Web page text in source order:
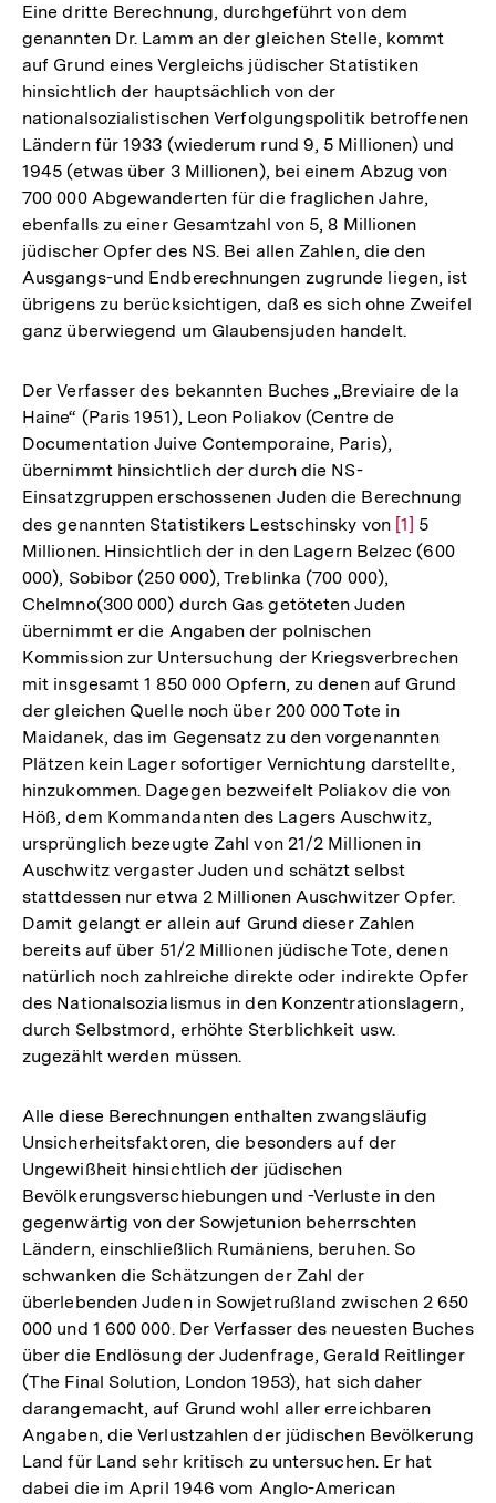
Eine dritte Berechnung, durchgeführt von dem
genannten Dr. Lamm an der gleichen Stelle, kommt
auf Grund eines Vergleichs jüdischer Statistiken
hinsichtlich der hauptsächlich von der
nationalsozialistischen Verfolgungspolitik betroffenen
Ländern für 1933 (wiederum rund 9, 5 Millionen) und
1945 (etwas über 3 Millionen), bei einem Abzug von
700 000 Abgewanderten für die fraglichen Jahre,
ebenfalls zu einer Gesamtzahl von 5, 8 Millionen
jüdischer Opfer des NS. Bei allen Zahlen, die den
Ausgangs-und Endberechnungen zugrunde liegen, ist
übrigens zu berücksichtigen, daß es sich ohne Zweifel
ganz überwiegend um Glaubensjuden handelt.
Der Verfasser des bekannten Buches „Breviaire de la
Haine“ (Paris 1951), Leon Poliakov (Centre de
Documentation Juive Contemporaine, Paris),
übernimmt hinsichtlich der durch die NS-
Einsatzgruppen erschossenen Juden die Berechnung
des genannten Statistikers Lestschinsky von Zur
Auflösung
Fußnote
[1] 5
Millionen. Hinsichtlich der in den Lagern Belzec (600
000), Sobibor (250 000), Treblinka (700 000),
Chelmno(300 000) durch Gas getöteten Juden
übernimmt er die Angaben der polnischen
Kommission zur Untersuchung der Kriegsverbrechen
mit insgesamt 1 850 000 Opfern, zu denen auf Grund
der gleichen Quelle noch über 200 000 Tote in
Maidanek, das im Gegensatz zu den vorgenannten
Plätzen kein Lager sofortiger Vernichtung darstellte,
hinzukommen. Dagegen bezweifelt Poliakov die von
Höß, dem Kommandanten des Lagers Auschwitz,
ursprünglich bezeugte Zahl von 21/2 Millionen in
Auschwitz vergaster Juden und schätzt selbst
stattdessen nur etwa 2 Millionen Auschwitzer Opfer.
Damit gelangt er allein auf Grund dieser Zahlen
bereits auf über 51/2 Millionen jüdische Tote, denen
natürlich noch zahlreiche direkte oder indirekte Opfer
des Nationalsozialismus in den Konzentrationslagern,
durch Selbstmord, erhöhte Sterblichkeit usw.
zugezählt werden müssen.
Alle diese Berechnungen enthalten zwangsläufig
Unsicherheitsfaktoren, die besonders auf der
Ungewißheit hinsichtlich der jüdischen
Bevölkerungsverschiebungen und -Verluste in den
gegenwärtig von der Sowjetunion beherrschten
Ländern, einschließlich Rumäniens, beruhen. So
schwanken die Schätzungen der Zahl der
überlebenden Juden in Sowjetrußland zwischen 2 650
000 und 1 600 000. Der Verfasser des neuesten Buches
über die Endlösung der Judenfrage, Gerald Reitlinger
(The Final Solution, London 1953), hat sich daher
darangemacht, auf Grund wohl aller erreichbaren
Angaben, die Verlustzahlen der jüdischen Bevölkerung
Land für Land sehr kritisch zu untersuchen. Er hat
dabei die im April 1946 vom Anglo-American